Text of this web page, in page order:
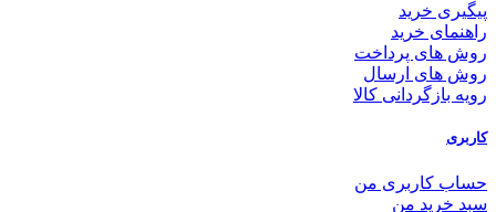
پیگیری خرید
راهنمای خرید
روش های پرداخت
روش های ارسال
رویه بازگردانی کالا
کاربری
حساب کاربری من
سبد خرید من